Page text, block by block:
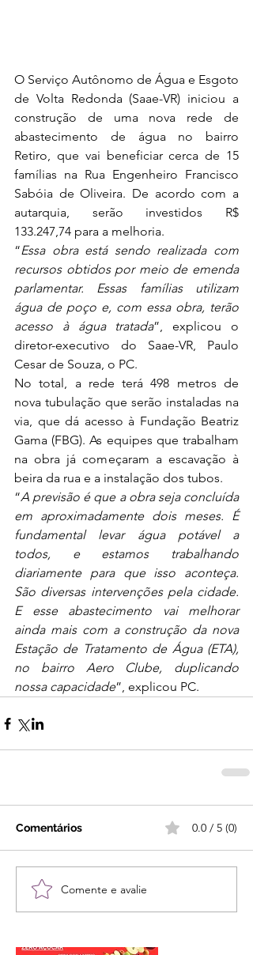
O Serviço Autônomo de Água e Esgoto
de Volta Redonda (Saae-VR) iniciou a
construção de uma nova rede de
abastecimento de água no bairro
Retiro, que vai beneficiar cerca de 15
famílias na Rua Engenheiro Francisco
Sabóia de Oliveira. De acordo com a
autarquia, serão investidos R$
133.247,74 para a melhoria.
“Essa obra está sendo realizada com
recursos obtidos por meio de emenda
parlamentar. Essas famílias utilizam
água de poço e, com essa obra, terão
acesso à água tratada”, explicou o
diretor-executivo do Saae-VR, Paulo
Cesar de Souza, o PC.
No total, a rede terá 498 metros de
nova tubulação que serão instaladas na
via, que dá acesso à Fundação Beatriz
Gama (FBG). As equipes que trabalham
na obra já começaram a escavação à
beira da rua e a instalação dos tubos.
“A previsão é que a obra seja concluída
em aproximadamente dois meses. É
fundamental levar água potável a
todos, e estamos trabalhando
diariamente para que isso aconteça.
São diversas intervenções pela cidade.
E esse abastecimento vai melhorar
ainda mais com a construção da nova
Estação de Tratamento de Água (ETA),
no bairro Aero Clube, duplicando
nossa capacidade”, explicou PC.
Comentários 0.0 / 5 (0)
Comente e avalie